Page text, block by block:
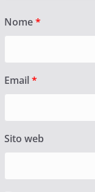
Nome*
Email *
Sito web